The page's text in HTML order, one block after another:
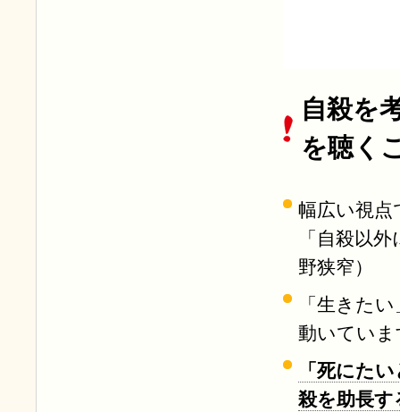
自殺を
を聴く
幅広い視
「自殺以
野狭窄）
「生きた
動いていま
「死にた
殺を助長